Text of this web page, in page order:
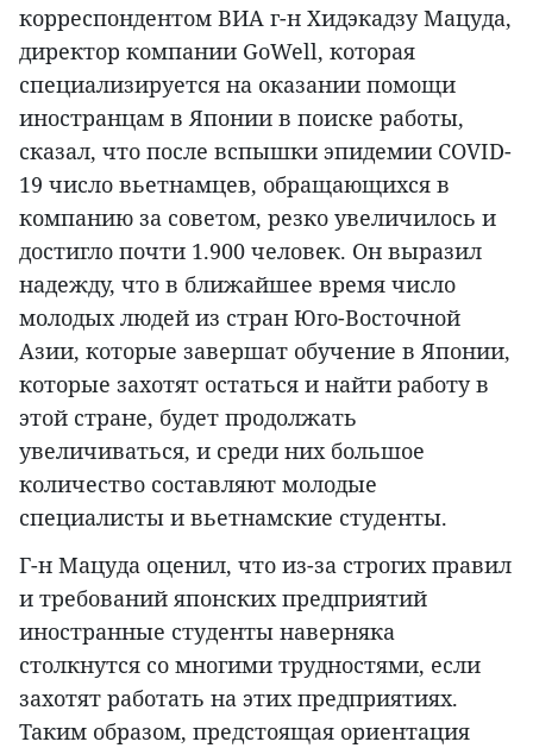
корреспондентом ВИА г-н Хидэкадзу Мацуда,
директор компании GoWell, которая
специализируется на оказании помощи
иностранцам в Японии в поиске работы,
сказал, что после вспышки эпидемии COVID-
19 число вьетнамцев, обращающихся в
компанию за советом, резко увеличилось и
достигло почти 1.900 человек. Он выразил
надежду, что в ближайшее время число
молодых людей из стран Юго-Восточной
Азии, которые завершат обучение в Японии,
которые захотят остаться и найти работу в
этой стране, будет продолжать
увеличиваться, и среди них большое
количество составляют молодые
специалисты и вьетнамские студенты.
Г-н Мацуда оценил, что из-за строгих правил
и требований японских предприятий
иностранные студенты наверняка
столкнутся со многими трудностями, если
захотят работать на этих предприятиях.
Таким образом, предстоящая ориентация